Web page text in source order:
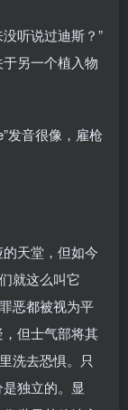
听说过迪斯？”
另一个植入物
发音很像，雇枪
天堂，但如今
就这么叫它
恶都被视为平
但士气部将其
洗去恐惧。只
独立的。显